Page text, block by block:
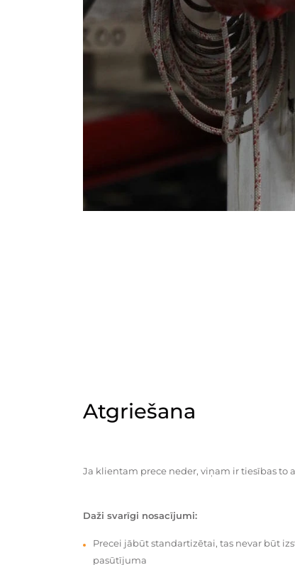
Atgriešana
Ja klientam prece neder, viņam ir tiesības to
Daži svarīgi nosacījumi:
Precei jābūt standartizētai, tas nevar būt
pasūtījuma